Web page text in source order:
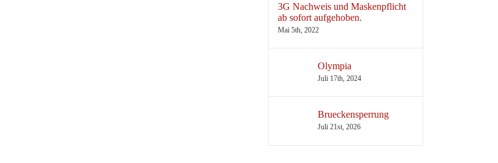
3G Nachweis und Maskenpflicht
ab sofort aufgehoben.
Mai 5th, 2022
Olympia
Juli 17th, 2024
Brueckensperrung
Juli 21st, 2026